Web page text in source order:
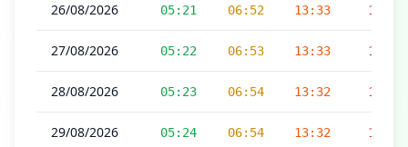
26/08/2026 05:21 06:52 13:33 17:07
27/08/2026 05:22 06:53 13:33 17:06
28/08/2026 05:23 06:54 13:32 17:06
29/08/2026 05:24 06:54 13:32 17:05